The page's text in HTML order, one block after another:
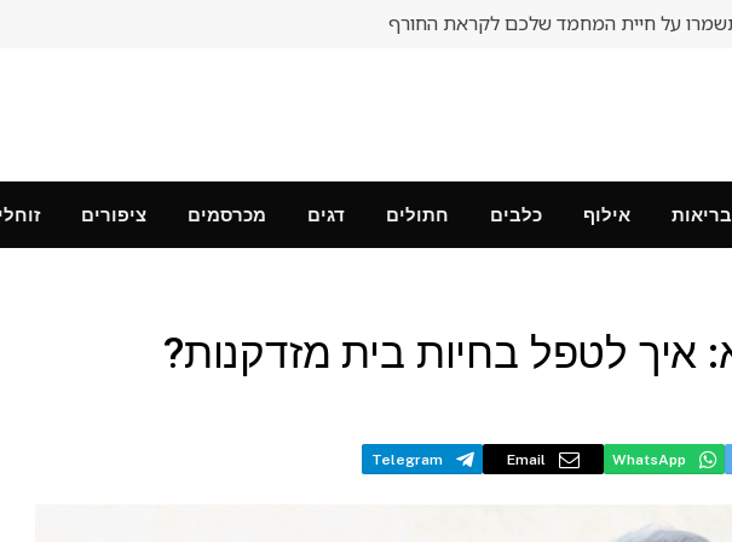
על חיית המחמד שלכם לקראת החורף
בריאות אילוף כלבים חתולים דגים מכרסמים ציפורים
איך לטפל בחיות בית מזדקנות?
WhatsApp
Email
Telegram